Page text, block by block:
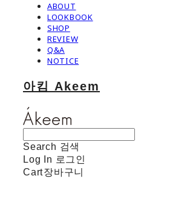
ABOUT
LOOKBOOK
SHOP
REVIEW
Q&A
NOTICE
아킴 Akeem
Search 검색
Log In 로그인
Cart장바구니